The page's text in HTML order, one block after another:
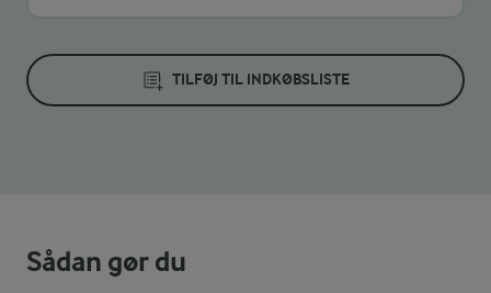
TILFØJ TIL INDKØBSLISTE
Sådan gør du